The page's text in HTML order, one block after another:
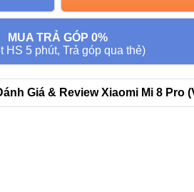
MUA TRẢ GÓP 0%
HS 5 phút, Trả góp qua thẻ)
Giá & Review Xiaomi Mi 8 Pro